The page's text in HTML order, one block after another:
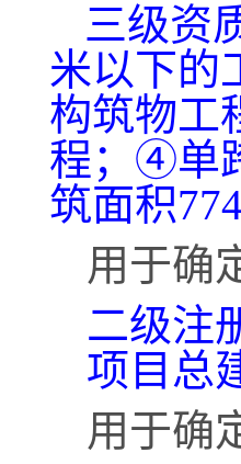
三级资
米以下的
构筑物工
程；④单
筑面积
用于确
二级注
项目总
用于确